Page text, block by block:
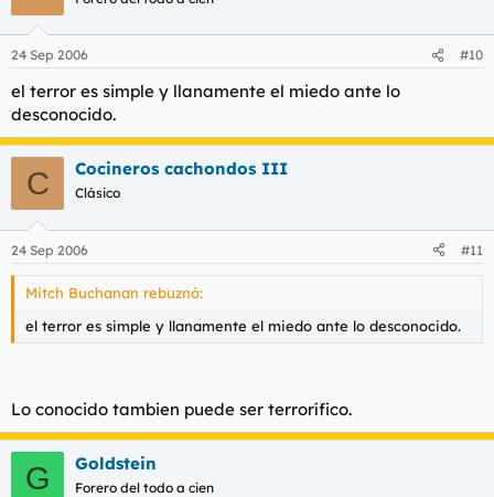
24 Sep 2006 #10
el terror es simple y llanamente el miedo ante lo
desconocido.
C Cocineros cachondos III
Clásico
24 Sep 2006 #11
Mitch Buchanan rebuznó:
el terror es simple y llanamente el miedo ante lo desconocido.
Lo conocido tambien puede ser terrorífico.
G Goldstein
Forero del todo a cien